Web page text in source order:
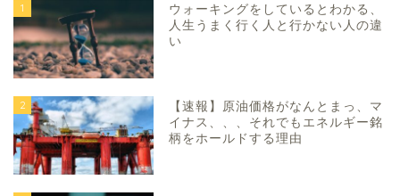
1
ウォーキングをしているとわかる、
人生うまく行く人と行かない人の違
い
2
【速報】原油価格がなんとまっ、マ
イナス、、、それでもエネルギー銘
柄をホールドする理由